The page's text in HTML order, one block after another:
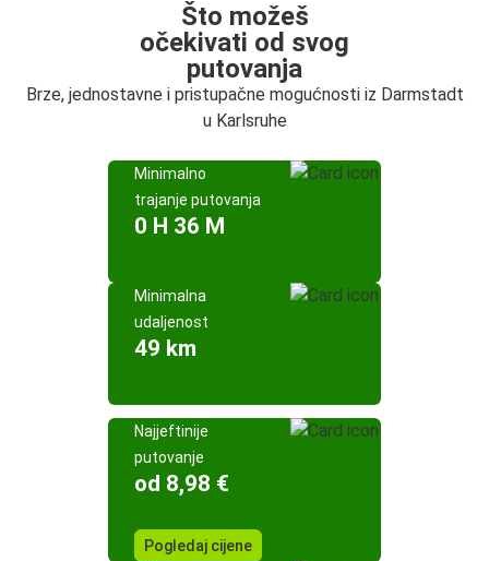
Što možeš
očekivati od svog
putovanja
Brze, jednostavne i pristupačne mogućnosti iz Darmstadt
u Karlsruhe
Minimalno
trajanje putovanja
0 H 36 M
Minimalna
udaljenost
49 km
Najjeftinije
putovanje
od 8,98 €
Pogledaj cijene